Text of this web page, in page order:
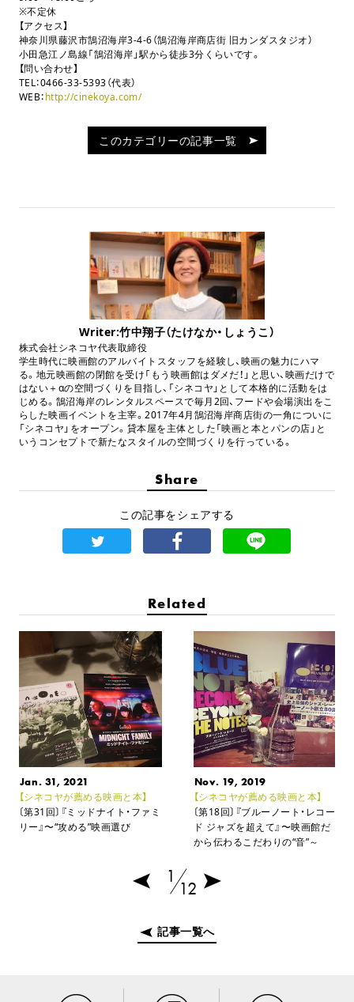
※不定休
【アクセス】
神奈川県藤沢市鵠沼海岸3-4-6（鵠沼海岸商店街 旧カンダスタジオ）
小田急江ノ島線「鵠沼海岸」駅から徒歩3分くらいです。
【問い合わせ】
TEL：0466-33-5393（代表）
WEB：http://cinekoya.com/
このカテゴリーの記事一覧
Writer:竹中翔子（たけなか・しょうこ）
株式会社シネコヤ代表取締役
学生時代に映画館のアルバイトスタッフを経験し、映画の魅力にハマ
る。地元映画館の閉館を受け「もう映画館はダメだ！」と思い、映画だけで
はない＋αの空間づくりを目指し、「シネコヤ」として本格的に活動をは
じめる。鵠沼海岸のレンタルスペースで毎月2回、フードや会場演出をこ
らした映画イベントを主宰。2017年4月鵠沼海岸商店街の一角についに
「シネコヤ」をオープン。貸本屋を主体とした「映画と本とパンの店」と
いうコンセプトで新たなスタイルの空間づくりを行っている。
Share
この記事をシェアする
Related
Jan. 31, 2021
【シネコヤが薦める映画と本】
〔第31回〕『ミッドナイト・ファミ
リー』〜“攻める”映画選び
Nov. 19, 2019
【シネコヤが薦める映画と本】
〔第18回〕『ブルーノート・レコー
ド ジャズを超えて』〜映画館だ
から伝わるこだわりの“音”～
1
12
記事一覧へ